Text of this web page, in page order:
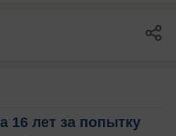
16 лет за попытку